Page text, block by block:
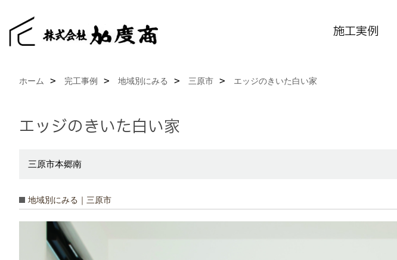
施工実例
ホーム 完工事例 地域別にみる 三原市 エッジのきいた白い家
エッジのきいた白い家
三原市本郷南
地域別にみる｜三原市